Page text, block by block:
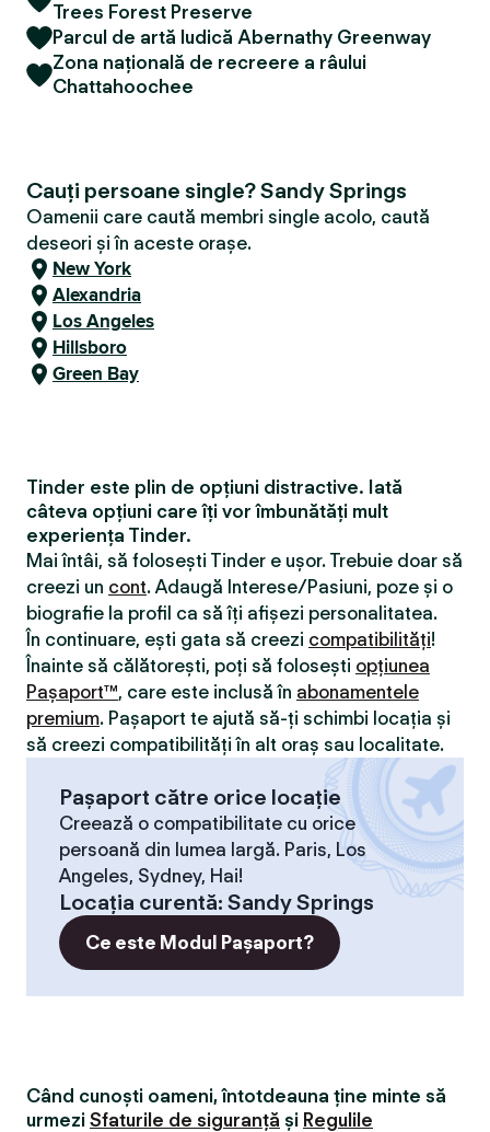
Trees Forest Preserve
Parcul de artă ludică Abernathy Greenway
Zona națională de recreere a râului
Chattahoochee
Cauți persoane single? Sandy Springs
Oamenii care caută membri single acolo, caută
deseori și în aceste orașe.
New York
Alexandria
Los Angeles
Hillsboro
Green Bay
Tinder este plin de opțiuni distractive. Iată
câteva opțiuni care îți vor îmbunătăți mult
experiența Tinder.
Mai întâi, să folosești Tinder e ușor. Trebuie doar să
creezi un cont. Adaugă Interese/Pasiuni, poze și o
biografie la profil ca să îți afișezi personalitatea.
În continuare, ești gata să creezi compatibilităţi!
Înainte să călătorești, poți să folosești opțiunea
Pașaport™, care este inclusă în abonamentele
premium. Pașaport te ajută să-ți schimbi locația și
să creezi compatibilităţi în alt oraș sau localitate.
Pașaport către orice locație
Creează o compatibilitate cu orice
persoană din lumea largă. Paris, Los
Angeles, Sydney, Hai!
Locaţia curentă: Sandy Springs
Ce este Modul Pașaport?
Când cunoști oameni, întotdeauna ține minte să
urmezi Sfaturile de siguranță și Regulile